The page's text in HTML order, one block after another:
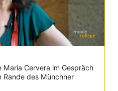
Maria Cervera im Gespräch
Rande des Münchner